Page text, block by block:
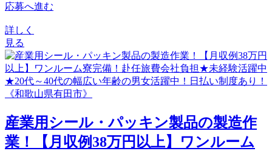
応募へ進む
詳しく
見る
産業用シール・パッキン製品の製造作
業！【月収例38万円以上】ワンルーム